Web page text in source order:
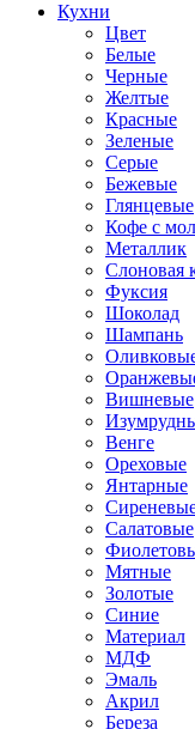
Кухни
Цвет
Белые
Черные
Желтые
Красные
Зеленые
Серые
Бежевые
Глянцевые
Кофе с
Металлик
Слоновая
Фуксия
Шоколад
Шампань
Вишневые
Венге
Ореховые
Янтарные
Салатовые
Мятные
Золотые
Синие
Материал
МДФ
Эмаль
Акрил
Береза